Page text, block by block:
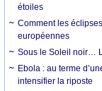
étoiles
Comment les
européennes
Sous le Soleil noir…
Ebola : au terme
intensifier la riposte